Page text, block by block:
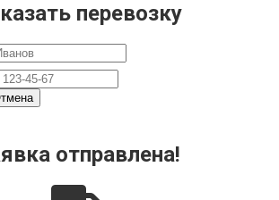
перевозку
отправлена!